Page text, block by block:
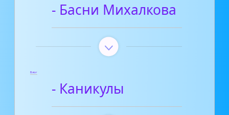
- Басни Михалкова
Блог
- Каникулы